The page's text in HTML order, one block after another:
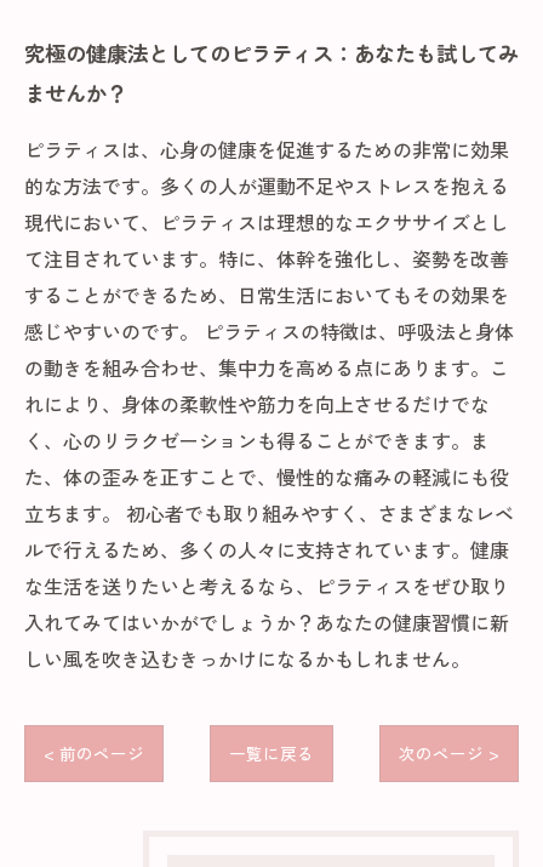
究極の健康法としてのピラティス：あなたも試してみ
ませんか？
ピラティスは、心身の健康を促進するための非常に効果
的な方法です。多くの人が運動不足やストレスを抱える
現代において、ピラティスは理想的なエクササイズとし
て注目されています。特に、体幹を強化し、姿勢を改善
することができるため、日常生活においてもその効果を
感じやすいのです。 ピラティスの特徴は、呼吸法と身体
の動きを組み合わせ、集中力を高める点にあります。こ
れにより、身体の柔軟性や筋力を向上させるだけでな
く、心のリラクゼーションも得ることができます。ま
た、体の歪みを正すことで、慢性的な痛みの軽減にも役
立ちます。 初心者でも取り組みやすく、さまざまなレベ
ルで行えるため、多くの人々に支持されています。健康
な生活を送りたいと考えるなら、ピラティスをぜひ取り
入れてみてはいかがでしょうか？あなたの健康習慣に新
しい風を吹き込むきっかけになるかもしれません。
< 前のページ 一覧に戻る 次のページ >